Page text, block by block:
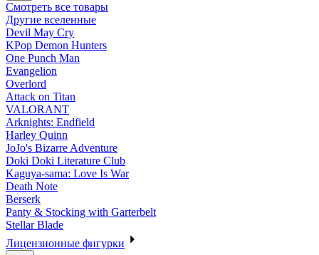
Смотреть все товары
Другие вселенные
Devil May Cry
KPop Demon Hunters
One Punch Man
Evangelion
Overlord
Attack on Titan
VALORANT
Arknights: Endfield
Harley Quinn
JoJo's Bizarre Adventure
Doki Doki Literature Club
Kaguya-sama: Love Is War
Death Note
Berserk
Panty & Stocking with Garterbelt
Stellar Blade
Лицензионные фигурки